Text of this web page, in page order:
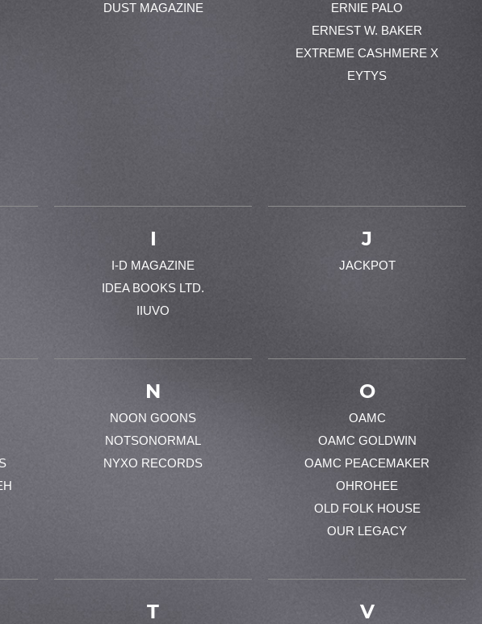
DUST MAGAZINE
ERNIE PALO
ERNEST W. BAKER
EXTREME CASHMERE X
EYTYS
I
I-D MAGAZINE
IDEA BOOKS LTD.
IIUVO
J
JACKPOT
N
NOON GOONS
NOTSONORMAL
NYXO RECORDS
O
OAMC
OAMC GOLDWIN
OAMC PEACEMAKER
OHROHEE
OLD FOLK HOUSE
OUR LEGACY
T V